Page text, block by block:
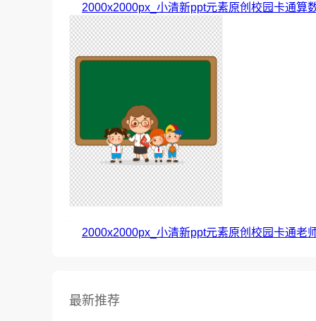
2000x2000px_小清新ppt元素原创校园卡通算
2000x2000px_小清新ppt元素原创校园卡通老
最新推荐